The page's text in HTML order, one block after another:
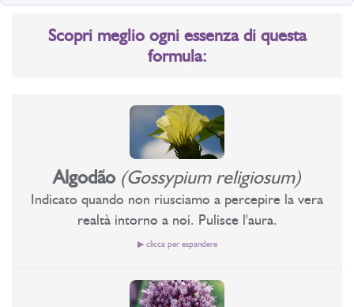
Scopri meglio ogni essenza di questa
formula:
Algodão (Gossypium religiosum)
Indicato quando non riusciamo a percepire la vera
realtà intorno a noi. Pulisce l'aura.
▶ clicca per espandere
Essenza floreale di profonda pulizia;